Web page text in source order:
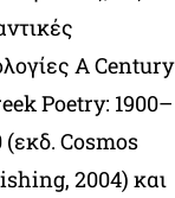
A Century
Poetry: 1900–
(εκδ. Cosmos
2004) και